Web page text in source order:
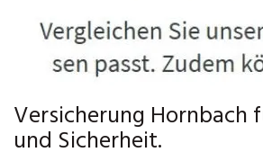
Versicherung Hornbach
und Sicherheit.